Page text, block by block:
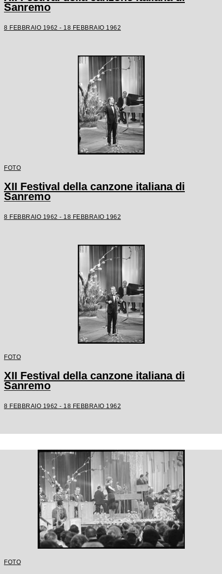
Sanremo
8 FEBBRAIO 1962 - 18 FEBBRAIO 1962
FOTO
XII Festival della canzone italiana di
Sanremo
8 FEBBRAIO 1962 - 18 FEBBRAIO 1962
FOTO
XII Festival della canzone italiana di
Sanremo
8 FEBBRAIO 1962 - 18 FEBBRAIO 1962
FOTO